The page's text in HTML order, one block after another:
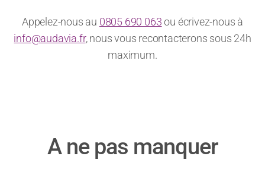
Appelez-nous au 0805 690 063ou écrivez-nous à
info@audavia.fr, nous vous recontacterons sous 24h
maximum.
A ne pas manquer